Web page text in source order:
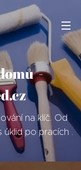
-
na klíč. Od
úklid po pracích .